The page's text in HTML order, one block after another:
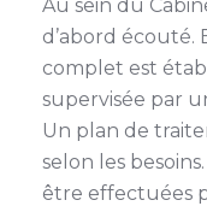
Au sein du
d’abord écouté.
complet est
supervisée par
Un plan de
selon les
être effectuées